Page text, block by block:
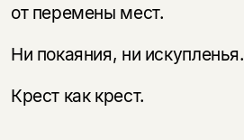
от перемены мест.
Ни покаяния, ни искупленья.
Крест как крест.